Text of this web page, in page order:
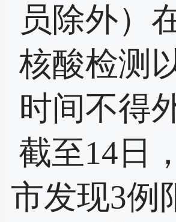
员除外）
核酸检测
时间不得
截至14日
市发现3例